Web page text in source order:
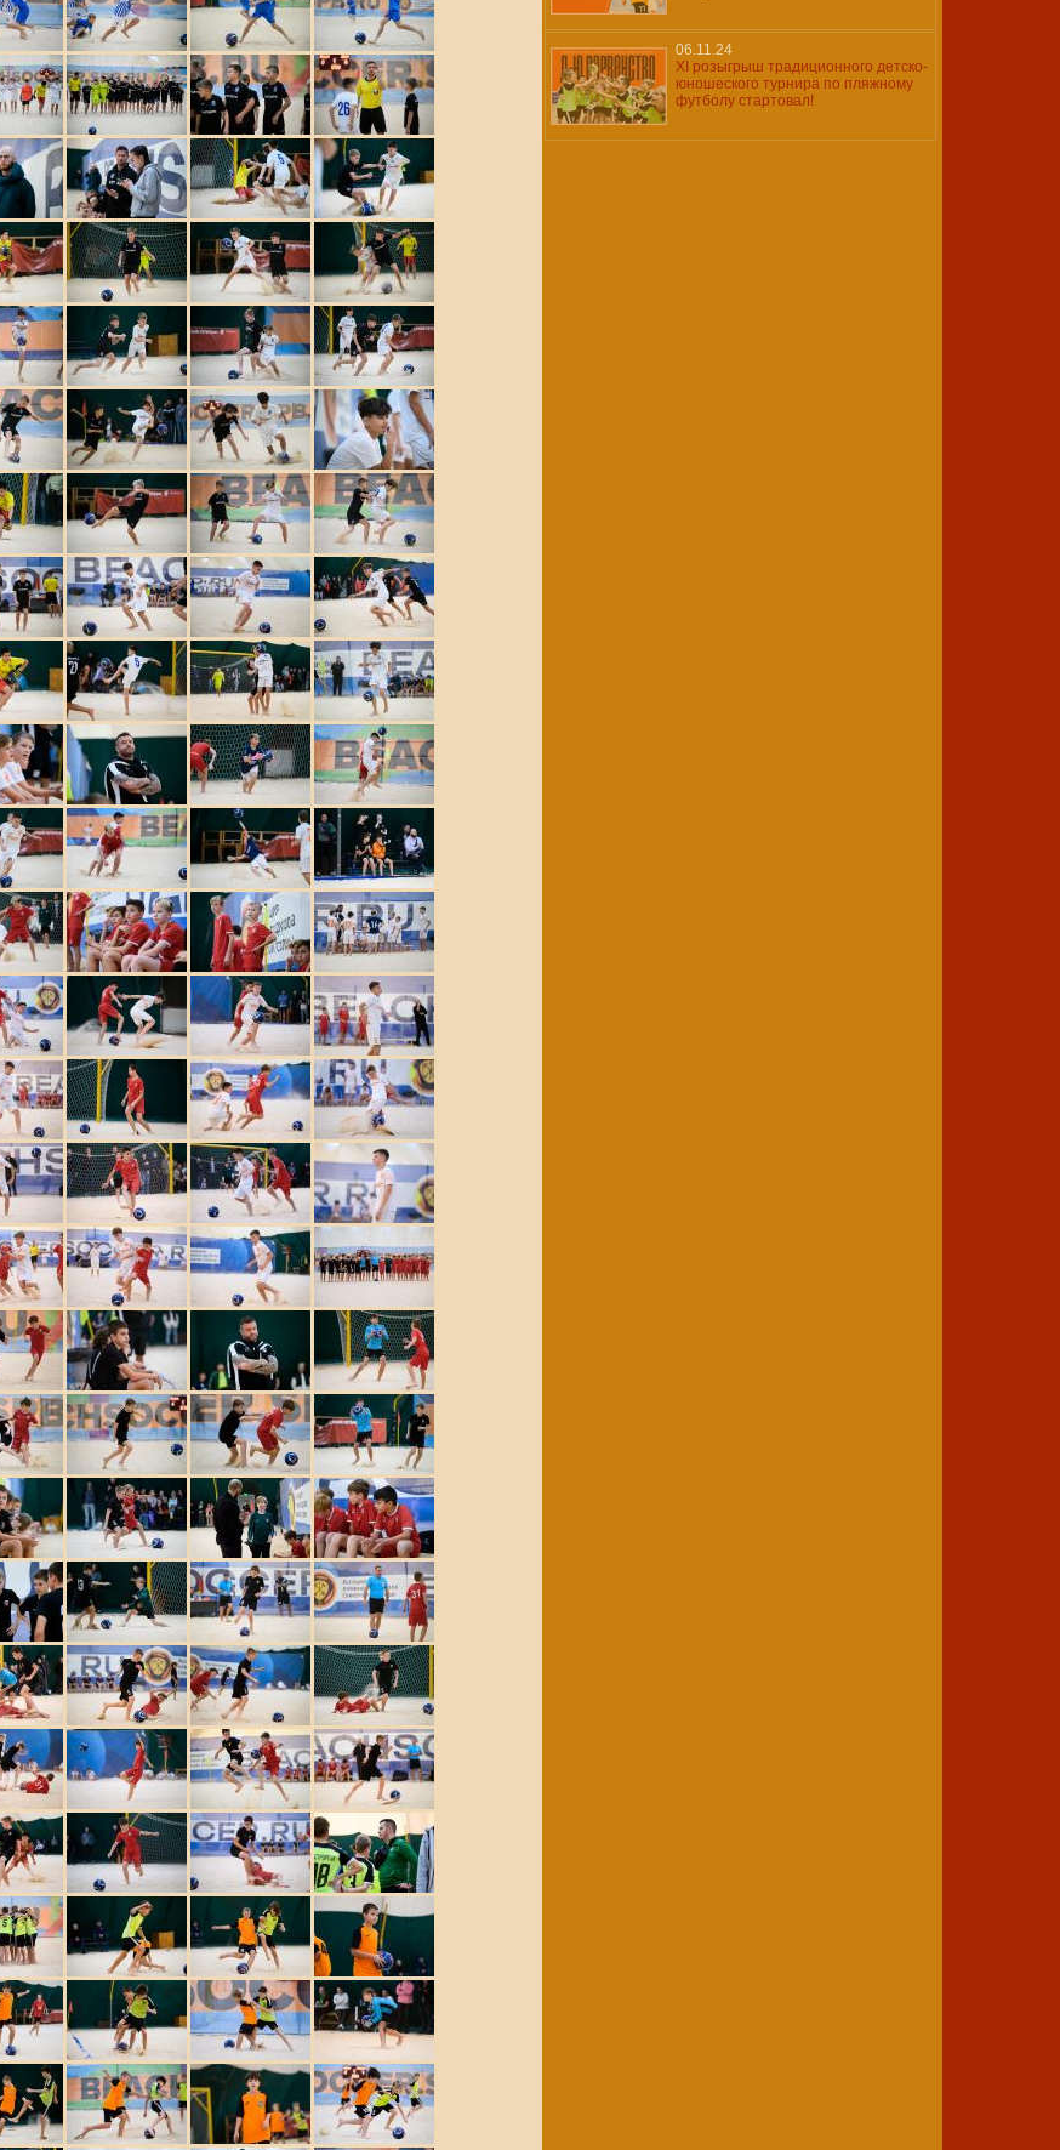
06.11.24
XI розыгрыш традиционного детско-
юношеского турнира по пляжному
футболу стартовал!